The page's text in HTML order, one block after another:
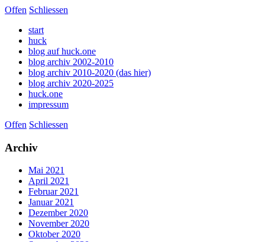
Offen Schliessen
start
huck
blog auf huck.one
blog archiv 2002-2010
blog archiv 2010-2020 (das hier)
blog archiv 2020-2025
huck.one
impressum
Offen Schliessen
Archiv
Mai 2021
April 2021
Februar 2021
Januar 2021
Dezember 2020
November 2020
Oktober 2020